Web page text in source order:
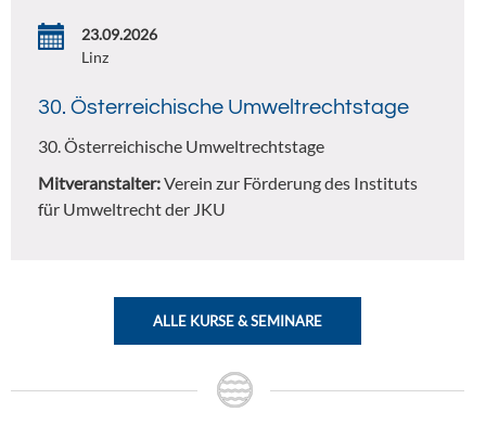
23.09.2026
Linz
30. Österreichische Umweltrechtstage
30. Österreichische Umweltrechtstage
Mitveranstalter:Verein zur Förderung des Instituts
für Umweltrecht der JKU
ALLE KURSE & SEMINARE